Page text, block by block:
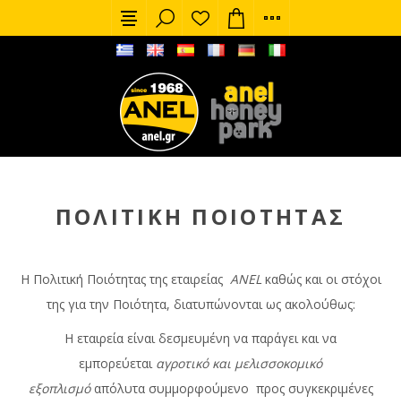
ΠΟΛΙΤΙΚΉ ΠΟΙΌΤΗΤΑΣ
Η Πολιτική Ποιότητας της εταιρείας ANEL καθώς και οι στόχοι
της για την Ποιότητα, διατυπώνονται ως ακολούθως:
Η εταιρεία είναι δεσμευμένη να παράγει και να
εμπορεύεται αγροτικό και μελισσοκομικό
εξοπλισμό απόλυτα συμμορφούμενο προς συγκεκριμένες